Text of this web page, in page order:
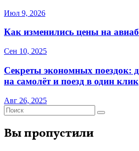
Июл 9, 2026
Как изменились цены на
Сен 10, 2025
Секреты экономных поездок:
на самолёт и поезд в один клик
Авг 26, 2025
Вы пропустили